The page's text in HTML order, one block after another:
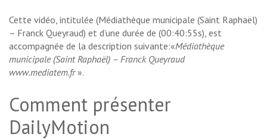
Cette vidéo, intitulée (Médiathèque municipale (Saint Raphaël)
– Franck Queyraud) et d’une durée de (00:40:55s), est
accompagnée de la description suivante:«Médiathèque
municipale (Saint Raphaël) – Franck Queyraud
www.mediatem.fr».
Comment présenter
DailyMotion